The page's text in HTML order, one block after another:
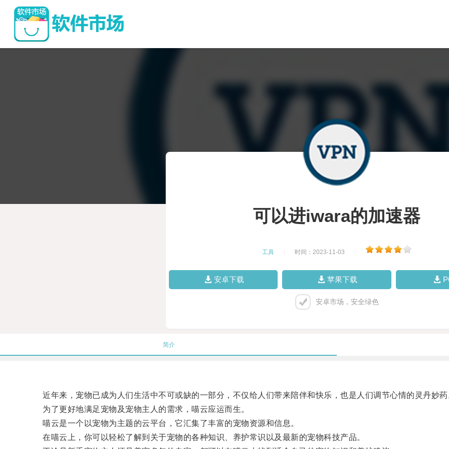
可以进iwara的加速器
工具 时间：2023-11-03
安卓下载 苹果下载
安卓市场，安全绿色
简介
近年来，宠物已成为人们生活中不可或缺的一部分，不仅给人们带来陪伴和快乐，也是人们调节心情的灵丹妙药
为了更好地满足宠物及宠物主人的需求，喵云应运而生。
喵云是一个以宠物为主题的云平台，它汇集了丰富的宠物资源和信息。
在喵云上，你可以轻松了解到关于宠物的各种知识、养护常识以及最新的宠物科技产品。